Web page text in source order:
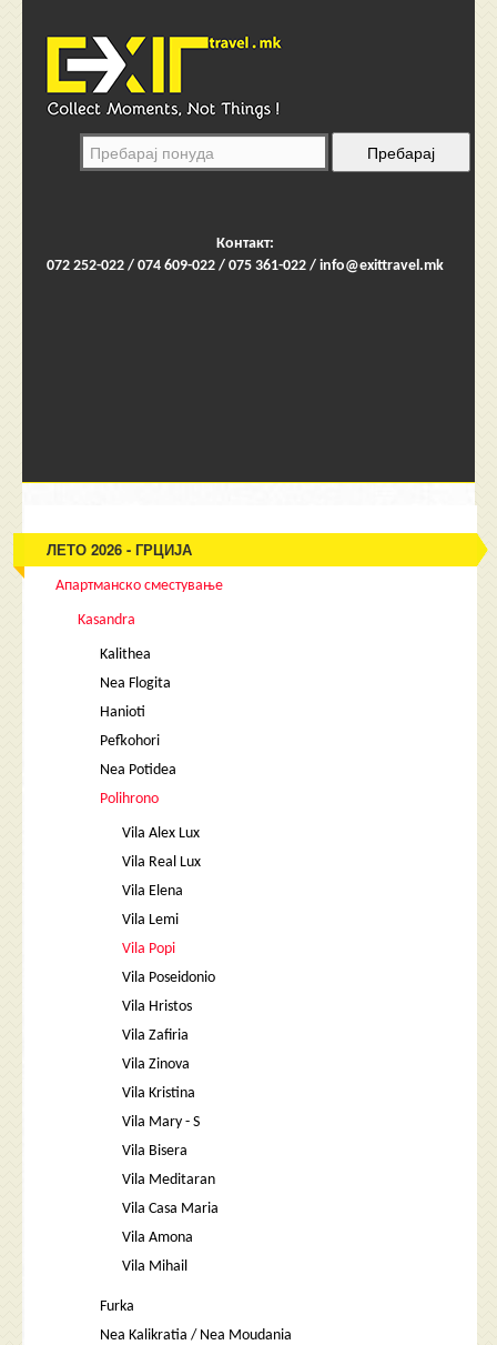
Контакт:
072 252-022 / 074 609-022 / 075 361-022 / info@exittravel.mk
ЛЕТО 2026 - ГРЦИЈА
Апартманско сместување
Kasandra
Kalithea
Nea Flogita
Hanioti
Pefkohori
Nea Potidea
Polihrono
Vila Alex Lux
Vila Real Lux
Vila Elena
Vila Lemi
Vila Popi
Vila Poseidonio
Vila Hristos
Vila Zafiria
Vila Zinova
Vila Kristina
Vila Mary - S
Vila Bisera
Vila Meditaran
Vila Casa Maria
Vila Amona
Vila Mihail
Furka
Nea Kalikratia / Nea Moudania